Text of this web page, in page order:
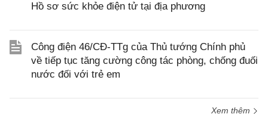
Hồ sơ sức khỏe điện tử tại địa phương
Công điện 46/CĐ-TTg của Thủ tướng Chính phủ
về tiếp tục tăng cường công tác phòng, chống đuối
nước đối với trẻ em
Xem thêm